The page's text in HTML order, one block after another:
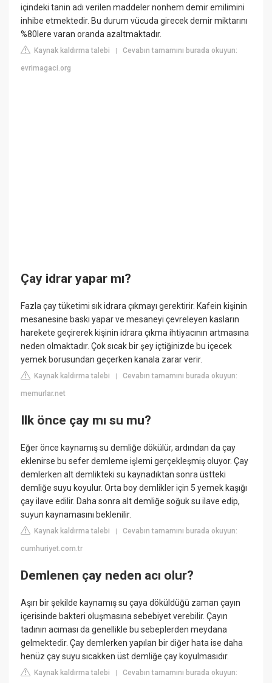
içindeki tanin adı verilen maddeler nonhem demir emilimini
inhibe etmektedir. Bu durum vücuda girecek demir miktarını
%80lere varan oranda azaltmaktadır.
Kaynak kaldırma talebi |Cevabın tamamını burada okuyun:
evrimagaci.org
Çay idrar yapar mı?
Fazla çay tüketimi sık idrara çıkmayı gerektirir. Kafein kişinin
mesanesine baskı yapar ve mesaneyi çevreleyen kasların
harekete geçirerek kişinin idrara çıkma ihtiyacının artmasına
neden olmaktadır. Çok sıcak bir şey içtiğinizde bu içecek
yemek borusundan geçerken kanala zarar verir.
Kaynak kaldırma talebi |Cevabın tamamını burada okuyun:
memurlar.net
Ilk önce çay mı su mu?
Eğer önce kaynamış su demliğe dökülür, ardından da çay
eklenirse bu sefer demleme işlemi gerçekleşmiş oluyor. Çay
demlerken alt demlikteki su kaynadıktan sonra üstteki
demliğe suyu koyulur. Orta boy demlikler için 5 yemek kaşığı
çay ilave edilir. Daha sonra alt demliğe soğuk su ilave edip,
suyun kaynamasını beklenilir.
Kaynak kaldırma talebi |Cevabın tamamını burada okuyun:
cumhuriyet.com.tr
Demlenen çay neden acı olur?
Aşırı bir şekilde kaynamış su çaya döküldüğü zaman çayın
içerisinde bakteri oluşmasına sebebiyet verebilir. Çayın
tadının acıması da genellikle bu sebeplerden meydana
gelmektedir. Çay demlerken yapılan bir diğer hata ise daha
henüz çay suyu sıcakken üst demliğe çay koyulmasıdır.
Kaynak kaldırma talebi |Cevabın tamamını burada okuyun: